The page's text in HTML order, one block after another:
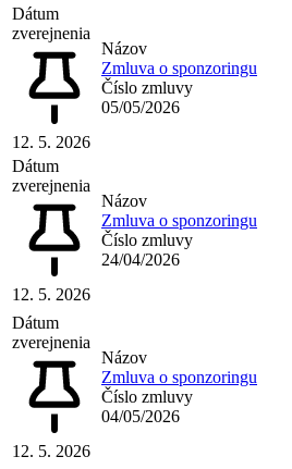
Dátum
zverejnenia
12. 5. 2026
Názov
Zmluva o sponzoringu
Číslo zmluvy
05/05/2026
Dátum
zverejnenia
12. 5. 2026
Názov
Zmluva o sponzoringu
Číslo zmluvy
24/04/2026
Dátum
zverejnenia
12. 5. 2026
Názov
Zmluva o sponzoringu
Číslo zmluvy
04/05/2026